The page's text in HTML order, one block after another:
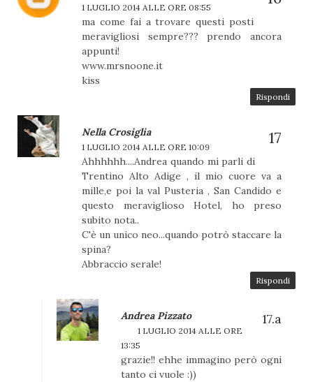
1 LUGLIO 2014 ALLE ORE 08:55
ma come fai a trovare questi posti
meravigliosi sempre??? prendo ancora
appunti!
www.mrsnoone.it
kiss
Rispondi
Nella Crosiglia
1 LUGLIO 2014 ALLE ORE 10:09
Ahhhhhh....Andrea quando mi parli di
Trentino Alto Adige , il mio cuore va a
mille,e poi la val Pusteria , San Candido e
questo meraviglioso Hotel, ho preso
subito nota..
C'è un unico neo...quando potrò staccare la
spina?
Abbraccio serale!
Rispondi
Andrea Pizzato
1 LUGLIO 2014 ALLE ORE
13:35
grazie!! ehhe immagino però ogni
tanto ci vuole :))